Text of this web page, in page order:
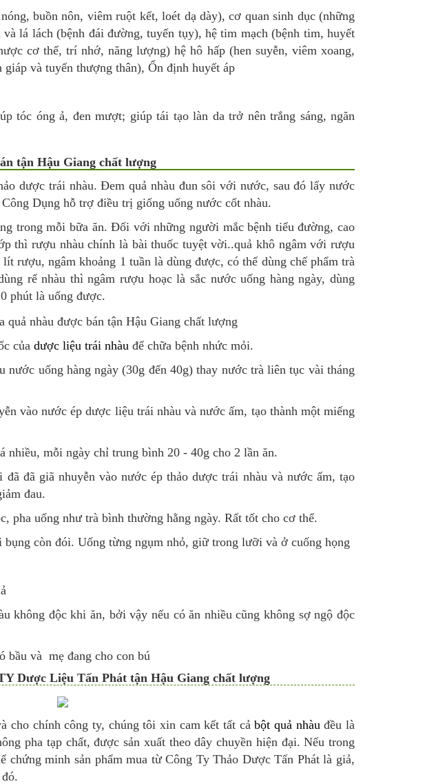
buồn nôn, viêm ruột kết, loét dạ dày), cơ quan sinh dục (những
lá lách (bệnh đái đường, tuyến tụy), hệ tim mạch (bệnh tim, huyết
cơ thể, trí nhớ, năng lượng) hệ hô hấp (hen suyễn, viêm xoang,
và tuyến thượng thân), Ổn định huyết áp
tóc óng ả, đen mượt; giúp tái tạo làn da trở nên trắng sáng, ngăn
tận Hậu Giang chất lượng
dược trái nhàu. Đem quả nhàu đun sôi với nước, sau đó lấy nước
Dụng hỗ trợ điều trị giống uống nước cốt nhàu.
trong mỗi bữa ăn. Đối với những người mắc bệnh tiểu đường, cao
thì rượu nhàu chính là bài thuốc tuyệt vời..quả khô ngâm với rượu
rượu, ngâm khoảng 1 tuần là dùng được, có thể dùng chế phẩm trà
rể nhàu thì ngâm rượu hoạc là sắc nước uống hàng ngày, dùng
phút là uống được.
củadược liệu trái nhàu để chữa bệnh nhức mỏi.
uống hàng ngày (30g đến 40g) thay nước trà liên tục vài tháng
vào nước ép dược liệu trái nhàu và nước ấm, tạo thành một miếng
nhiều, mỗi ngày chỉ trung bình 20 - 40g cho 2 lần ăn.
đã giã nhuyễn vào nước ép thảo dược trái nhàu và nước ấm, tạo
đau.
pha uống như trà bình thường hằng ngày. Rất tốt cho cơ thể.
còn đói. Uống từng ngụm nhỏ, giữ trong lưỡi và ở cuống họng
không độc khi ăn, bởi vậy nếu có ăn nhiều cũng không sợ ngộ độc
bầu và mẹ đang cho con bú
Dược Liệu Tấn Phát tận Hậu Giang chất lượng
cho chính công ty, chúng tôi xin cam kết tất cảbột quả nhàuđều là
pha tạp chất, được sản xuất theo dây chuyền hiện đại. Nếu trong
chứng minh sản phẩm mua từ Công Ty Thảo Dược Tấn Phát là giả,